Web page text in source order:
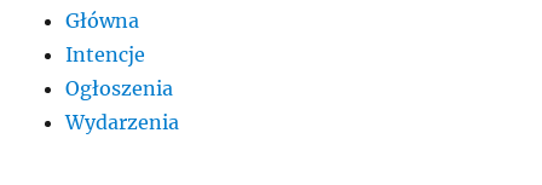
Główna
Intencje
Ogłoszenia
Wydarzenia